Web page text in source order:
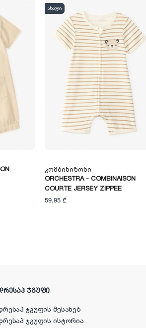
ახალი
Კომბინიზონი
ORCHESTRA - COMBINAISON
COURTE JERSEY ZIPPEE
59,95 ₾
ᲯᲒᲣᲤᲘ
ჯგუფის შესახებ
ჯგუფის ისტორია